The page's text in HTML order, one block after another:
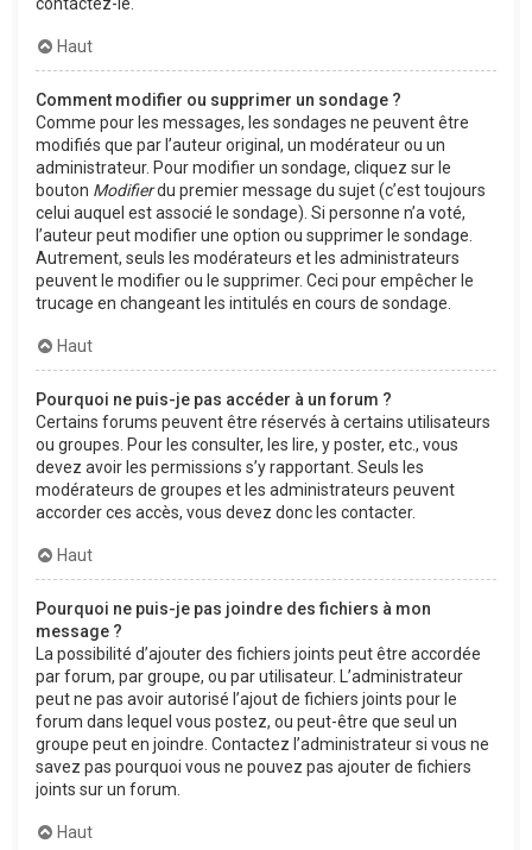
Haut
Comment modifier ou supprimer un sondage ?
Comme pour les messages, les sondages ne peuvent être
modifiés que par l’auteur original, un modérateur ou un
administrateur. Pour modifier un sondage, cliquez sur le
bouton Modifierdu premier message du sujet (c’est toujours
celui auquel est associé le sondage). Si personne n’a voté,
l’auteur peut modifier une option ou supprimer le sondage.
Autrement, seuls les modérateurs et les administrateurs
peuvent le modifier ou le supprimer. Ceci pour empêcher le
trucage en changeant les intitulés en cours de sondage.
Haut
Pourquoi ne puis-je pas accéder à un forum ?
Certains forums peuvent être réservés à certains utilisateurs
ou groupes. Pour les consulter, les lire, y poster, etc., vous
devez avoir les permissions s’y rapportant. Seuls les
modérateurs de groupes et les administrateurs peuvent
accorder ces accès, vous devez donc les contacter.
Haut
Pourquoi ne puis-je pas joindre des fichiers à mon
message ?
La possibilité d’ajouter des fichiers joints peut être accordée
par forum, par groupe, ou par utilisateur. L’administrateur
peut ne pas avoir autorisé l’ajout de fichiers joints pour le
forum dans lequel vous postez, ou peut-être que seul un
groupe peut en joindre. Contactez l’administrateur si vous ne
savez pas pourquoi vous ne pouvez pas ajouter de fichiers
joints sur un forum.
Haut